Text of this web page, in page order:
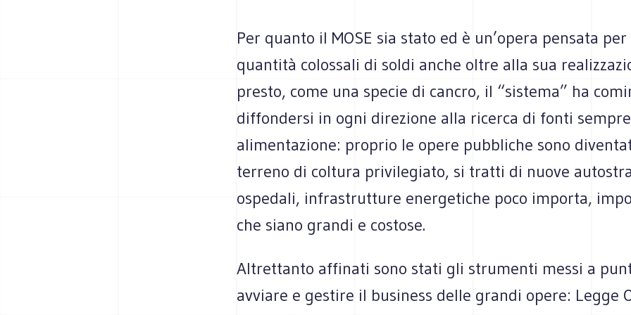
Per quanto il MOSE sia stato ed è un’opera pensata
quantità colossali di soldi anche oltre alla sua
presto, come una specie di cancro, il “sistema” ha
diffondersi in ogni direzione alla ricerca di fonti
alimentazione: proprio le opere pubbliche sono
terreno di coltura privilegiato, si tratti di nuove
ospedali, infrastrutture energetiche poco importa,
che siano grandi e costose.
Altrettanto affinati sono stati gli strumenti messi a
avviare e gestire il business delle grandi opere: Legge